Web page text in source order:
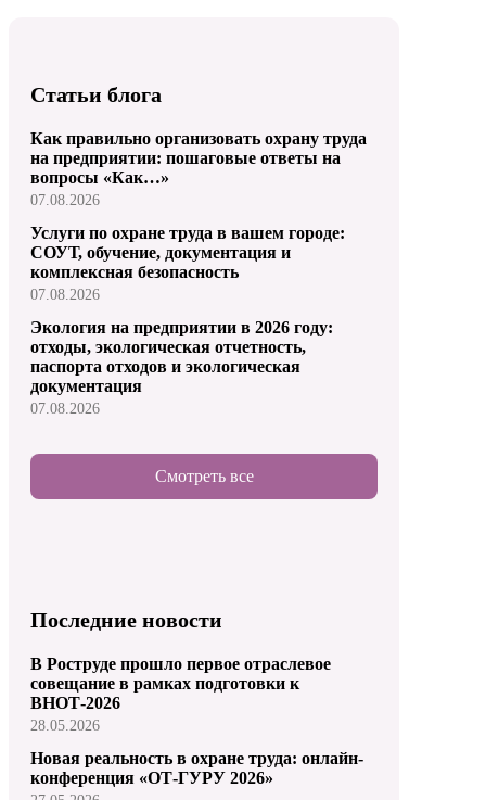
Статьи блога
Как правильно организовать охрану труда
на предприятии: пошаговые ответы на
вопросы «Как…»
07.08.2026
Услуги по охране труда в вашем городе:
СОУТ, обучение, документация и
комплексная безопасность
07.08.2026
Экология на предприятии в 2026 году:
отходы, экологическая отчетность,
паспорта отходов и экологическая
документация
07.08.2026
Смотреть все
Последние новости
В Роструде прошло первое отраслевое
совещание в рамках подготовки к
ВНОТ-2026
28.05.2026
Новая реальность в охране труда: онлайн-
конференция «ОТ-ГУРУ 2026»